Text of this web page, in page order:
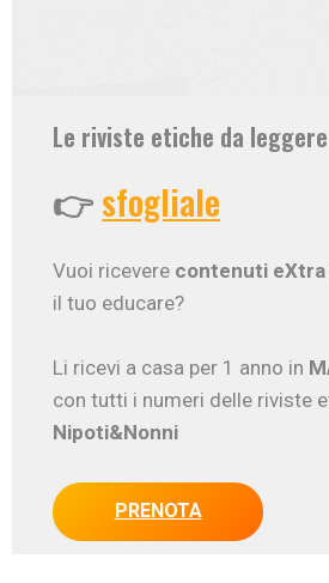
Le riviste etiche da
👉sfogliale
Vuoi ricevere contenuti eXtra
il tuo educare?
Li ricevi a casa per 1 anno in
con tutti i numeri delle riviste
Nipoti&Nonni
PRENOTA